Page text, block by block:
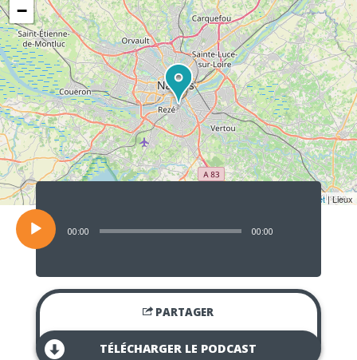
−
Leaflet| Lieux
Lecteur
audio
00:00 00:00
PARTAGER
TÉLÉCHARGER LE PODCAST